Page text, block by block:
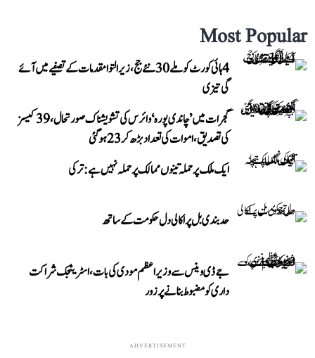
Most Popular
4 ہائی کورٹ کو ملے 30 نئے جج، زیر التوا مقدمات کے تصفیے میں آئے
گی تیزی
گجرات میں ’چاندی پورہ‘ وائرس کی تشویشناک صورتحال، 39 کیسز
کی تصدیق، اموات کی تعداد بڑھ کر 23 ہوگئی
ایک ملک پر حملہ تینوں ممالک پر حملہ نہیں ہے: ترکی
حد بندی بل پر اکالی دل حکومت کے ساتھ
جے ڈی وینس سے وزیر اعظم مودی کی بات، اسٹریٹجک شراکت
داری کو مضبوط بنانے پر زور
ADVERTISEMENT